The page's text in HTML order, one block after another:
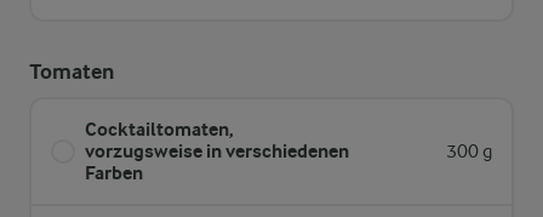
Tomaten
Cocktailtomaten,
vorzugsweise in verschiedenen
Farben
300 g